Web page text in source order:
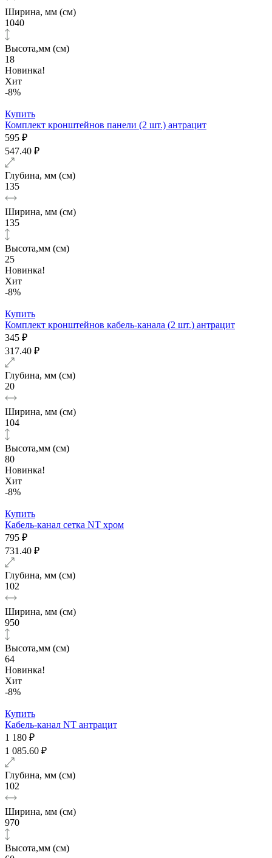
Ширина, мм (см)
1040
Высота,мм (см)
18
Новинка!
Хит
-8%
Купить
Комплект кронштейнов панели (2 шт.) антрацит
595 ₽
547.40 ₽
Глубина, мм (см)
135
Ширина, мм (см)
135
Высота,мм (см)
25
Новинка!
Хит
-8%
Купить
Комплект кронштейнов кабель-канала (2 шт.) антрацит
345 ₽
317.40 ₽
Глубина, мм (см)
20
Ширина, мм (см)
104
Высота,мм (см)
80
Новинка!
Хит
-8%
Купить
Кабель-канал сетка NT хром
795 ₽
731.40 ₽
Глубина, мм (см)
102
Ширина, мм (см)
950
Высота,мм (см)
64
Новинка!
Хит
-8%
Купить
Кабель-канал NT антрацит
1 180 ₽
1 085.60 ₽
Глубина, мм (см)
102
Ширина, мм (см)
970
Высота,мм (см)